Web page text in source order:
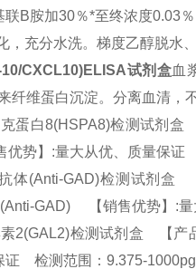
联B胺加30％*至终浓度0.03
，充分水洗。梯度乙醇脱水
CXCL10)ELISA试剂盒血
纤维蛋白沉淀。分离血清，
蛋白8(HSPA8)检测试剂
势】:量大从优、质量保
(Anti-GAD)检测试剂盒
(Anti-GAD) 【销售优势】:
2(GAL2)检测试剂盒 【产
证 检测范围：9.375-